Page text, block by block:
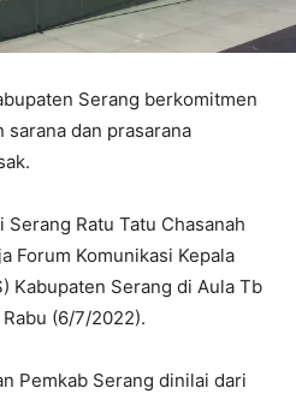
Serang berkomitmen
sarana dan prasarana
Ratu Tatu Chasanah
Forum Komunikasi Kepala
Kabupaten Serang di Aula Tb
(6/7/2022).
Pemkab Serang dinilai dari